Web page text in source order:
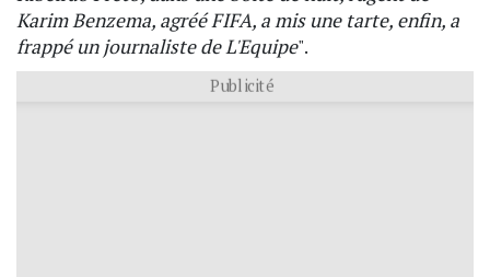
Karim Benzema, agréé FIFA, a mis une tarte, enfin, a
frappé un journaliste de L'Equipe".
Publicité